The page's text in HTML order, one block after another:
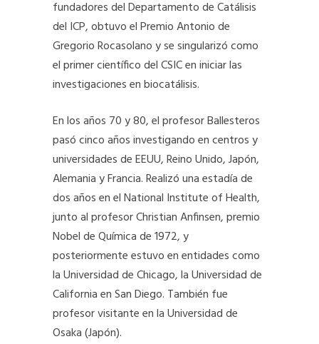
fundadores del Departamento de Catálisis
del ICP, obtuvo el Premio Antonio de
Gregorio Rocasolano y se singularizó como
el primer científico del CSIC en iniciar las
investigaciones en biocatálisis.
En los años 70 y 80, el profesor Ballesteros
pasó cinco años investigando en centros y
universidades de EEUU, Reino Unido, Japón,
Alemania y Francia. Realizó una estadía de
dos años en el National Institute of Health,
junto al profesor Christian Anfinsen, premio
Nobel de Química de 1972, y
posteriormente estuvo en entidades como
la Universidad de Chicago, la Universidad de
California en San Diego. También fue
profesor visitante en la Universidad de
Osaka (Japón).